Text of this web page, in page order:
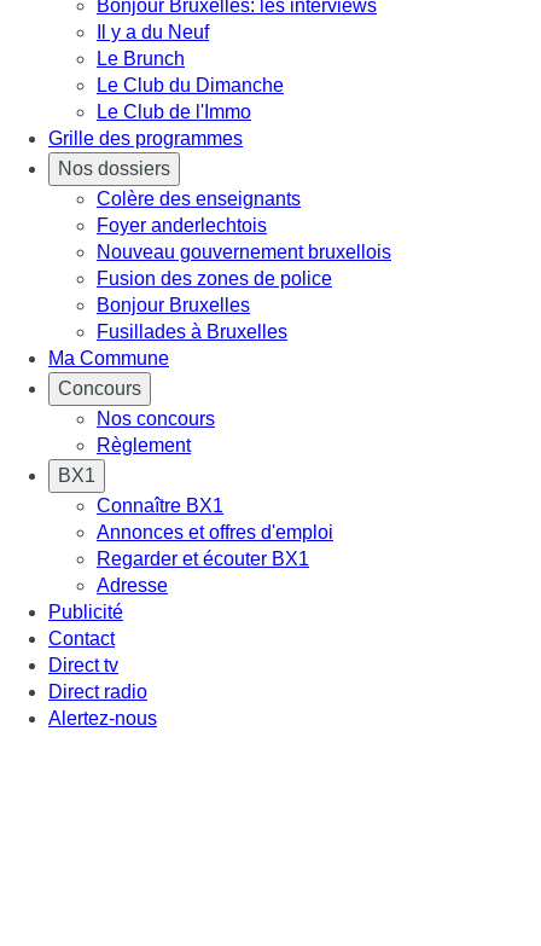
Bonjour Bruxelles: les interviews
Il y a du Neuf
Le Brunch
Le Club du Dimanche
Le Club de l'Immo
Grille des programmes
Nos dossiers
Colère des enseignants
Foyer anderlechtois
Nouveau gouvernement bruxellois
Fusion des zones de police
Bonjour Bruxelles
Fusillades à Bruxelles
Ma Commune
Concours
Nos concours
Règlement
BX1
Connaître BX1
Annonces et offres d'emploi
Regarder et écouter BX1
Adresse
Publicité
Contact
Direct tv
Direct radio
Alertez-nous